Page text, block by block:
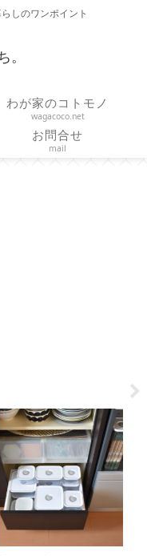
しのワンポイント
。
わが家のコトモノ
wagacoco.net
お問合せ
mail